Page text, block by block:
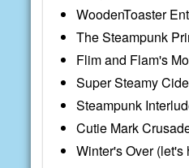
WoodenToaster
The Steampunk
Flim and Flam's
Super Steamy
Steampunk
Cutie Mark
Winter's Over